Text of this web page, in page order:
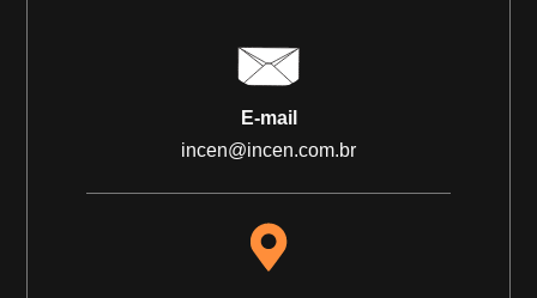
E-mail
incen@incen.com.br